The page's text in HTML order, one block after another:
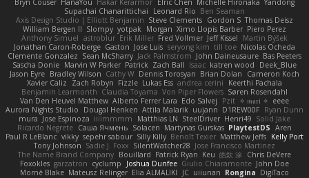
Supachai Chanarittichai
Leonard Rio Ben Seaman
Axis Design Studio | Elliott Benjamin Steve Clements Gordon S Thomas Deisz
William Bergen II Slompy yotpak Morgan Ximo Llopis Barber Piero Perez
Anthony Simuel astroblur Erik Miller Fred Vollmer Jeff Kissel
Martin Býšek
Jonathan Caron-Roberge Gaston Jose Luis seryong kim till toe Nicolas Ocheda
Clemente Gonzalez Sean McSharry Jack Palmstrom John Daineusaure Bas Peeters
Sascha Donie Marvin W Parker Patrick Zach Ball Isaac katren wood
Deek_Blue
Jason Eyre Bradley Wilson Cathy W Dennis Torosyan Brian Dolan
Cameron Koch
Xavier Caliz
Zach Robyn Fizzle Lukas Ess andrea cerini
Keerthi Pachala
Benjamin Learmonth Claudia Toyama Von Piper Flowers Søren Rosendahl
Van Den Heuvel Matthew Alberto Ferrer Lara Edo Salvej Pzit ✧ 𝔪𝔞𝔯𝔦 ✧ eeee
Aurora Nights Studio
Dougal Henken Attila Malarik uujann D1REW00F Ryan Dunn
mura Jose Espinoza iiiimmmm Matthias LN SteelDriver Henri49 Solid Jake
Ricardo Negrete Саша Ячмень Solacen Martynas Gurskas PlaytestDS Aren
Paul R LeBlanc vikky sepehr sabour Silly Killy Benoît Texier Matthew Jeffs Kelly Port
Tony Johnson Sadie J. Foxx SilentWatcher28 Jose Francisco Martinez
The Name Brand Company Bouillard Patrick Ryan Keu 皓欽 涂 Chris DeVere
Foxokles garzatron cyclump Joshua Dunfee Giulio Chiaramonte John Doe
Mornè Blake Mateusz Relinger Elia ALMALIKI JC uiiunan Rongina DigiTaco